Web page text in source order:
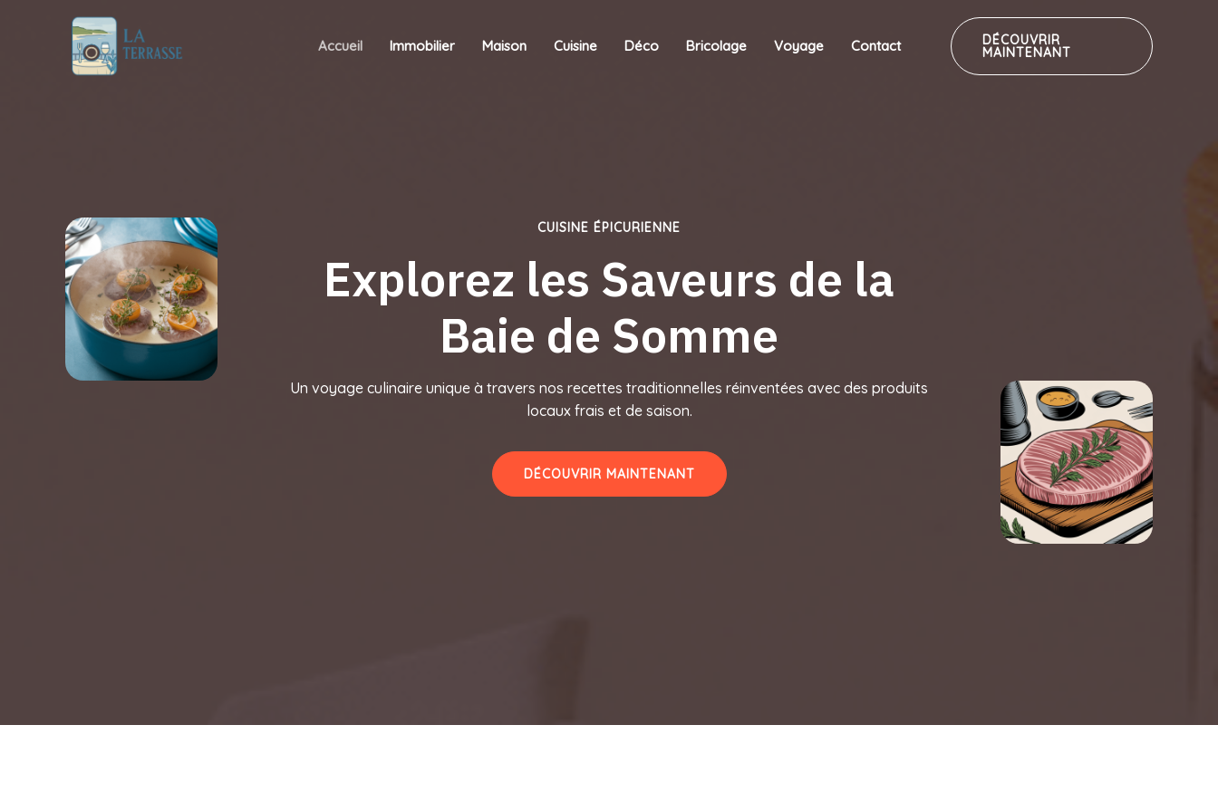
Accueil Immobilier Maison Cuisine Déco Bricolage Voyage Contact DÉCOUVRIR
MAINTENANT
CUISINE ÉPICURIENNE
Explorez les Saveurs de la
Baie de Somme
Un voyage culinaire unique à travers nos recettes traditionnelles réinventées avec des produits
locaux frais et de saison.
DÉCOUVRIR MAINTENANT